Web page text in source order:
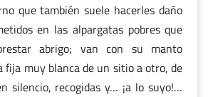
que también suele hacerles daño
en las alpargatas pobres que
abrigo; van con su manto
fija muy blanca de un sitio a otro, de
silencio, recogidas y… ¡a lo suyo!…